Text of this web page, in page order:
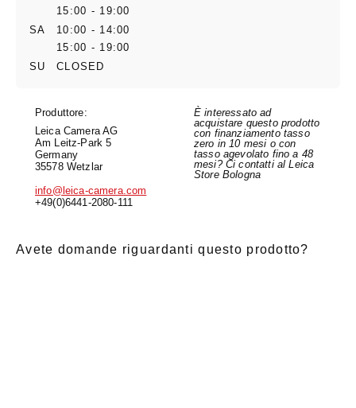
15:00 - 19:00
SA
10:00 - 14:00
15:00 - 19:00
SU
CLOSED
Produttore:
Leica Camera AG
Am Leitz-Park 5
Germany
35578 Wetzlar
info@leica-camera.com
+49(0)6441-2080-111
È interessato ad
acquistare questo prodotto
con finanziamento tasso
zero in 10 mesi o con
tasso agevolato fino a 48
mesi? Ci contatti al Leica
Store Bologna
Avete domande riguardanti questo prodotto?